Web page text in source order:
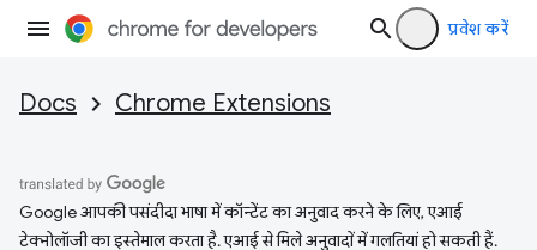
प्रवेश करें
Docs Chrome Extensions
Google आपकी पसंदीदा भाषा में कॉन्टेंट का अनुवाद करने के लिए, एआई
टेक्नोलॉजी का इस्तेमाल करता है. एआई से मिले अनुवादों में गलतियां हो सकती हैं.